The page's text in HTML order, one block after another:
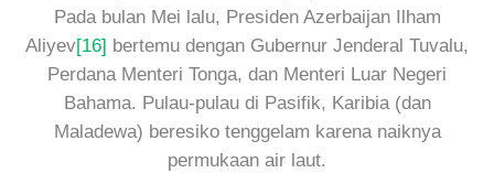
Pada bulan Mei lalu, Presiden Azerbaijan Ilham
Aliyev[16] bertemu dengan Gubernur Jenderal Tuvalu,
Perdana Menteri Tonga, dan Menteri Luar Negeri
Bahama. Pulau-pulau di Pasifik, Karibia (dan
Maladewa) beresiko tenggelam karena naiknya
permukaan air laut.